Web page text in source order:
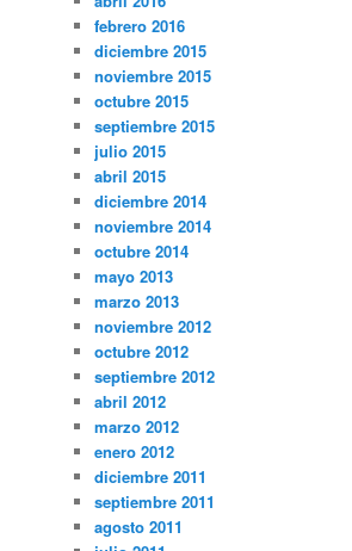
febrero 2016
diciembre 2015
noviembre 2015
octubre 2015
septiembre 2015
julio 2015
abril 2015
diciembre 2014
noviembre 2014
octubre 2014
mayo 2013
marzo 2013
noviembre 2012
octubre 2012
septiembre 2012
abril 2012
marzo 2012
enero 2012
diciembre 2011
septiembre 2011
agosto 2011